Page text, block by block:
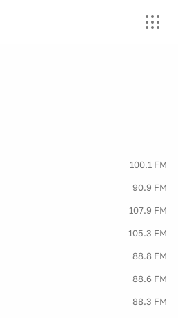
100.1 FM
90.9 FM
107.9 FM
105.3 FM
88.8 FM
88.6 FM
88.3 FM